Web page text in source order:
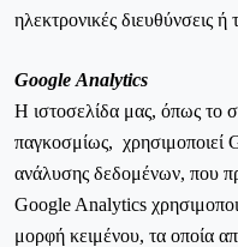
ηλεκτρονικές διευθύνσεις
Google Analytics
Η ιστοσελίδα μας, όπως το
παγκοσμίως, χρησιμοποιεί
ανάλυσης δεδομένων, που
Google Analytics
μορφή κειμένου, τα οποία